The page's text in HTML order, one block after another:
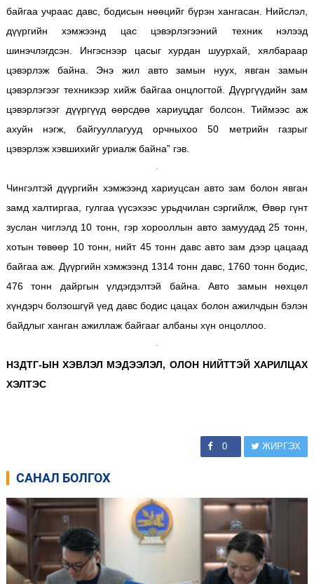
байгаа учраас давс, бодисын нөөцийг бүрэн хангасан. Нийслэл,
дүүргийн хэмжээнд цас цэвэрлэгээний техник нэлээд
шинэчлэгдсэн. Ингэснээр цасыг хурдан шуурхай, хялбараар
цэвэрлэж байна. Энэ жил авто замын нуух, явган замын
цэвэрлэгээг техникээр хийж байгаа онцлогтой. Дүүргүүдийн зам
цэвэрлэгээг дүүргүүд өөрсдөө хариуцдаг болсон. Тиймээс аж
ахуйн нэгж, байгууллагууд орчныхоо 50 метрийн газрыг
цэвэрлэж хэвшихийг уриалж байна” гэв.
Чингэлтэй дүүргийн хэмжээнд хариуцсан авто зам болон явган
замд халтиргаа, гулгаа үүсэхээс урьдчилан сэргийлж, Өвөр гүнт
зуслан чиглэлд 10 тонн, гэр хорооллын авто замуудад 25 тонн,
хотын төвөөр 10 тонн, нийт 45 тонн давс авто зам дээр цацаад
байгаа аж. Дүүргийн хэмжээнд 1314 тонн давс, 1760 тонн бодис,
476 тонн дайргын үлдэгдэлтэй байна. Авто замын нөхцөл
хүндэрч болзошгүй үед давс бодис цацах болон ажилчдын бэлэн
байдлыг ханган ажиллаж байгааг албаны хүн онцоллоо.
НЗДТГ-ЫН ХЭВЛЭЛ МЭДЭЭЛЭЛ, ОЛОН НИЙТТЭЙ ХАРИЛЦАХ
ХЭЛТЭС
0 ЖИРГЭХ
САНАЛ БОЛГОХ